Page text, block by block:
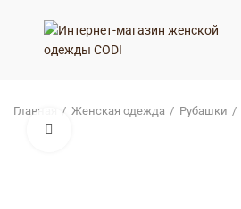
Главная Женская одежда Рубашки